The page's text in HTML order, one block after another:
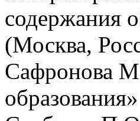
(Москва,
Сафронова